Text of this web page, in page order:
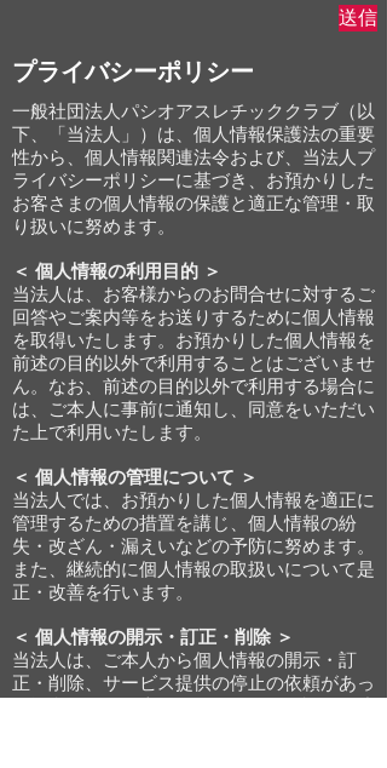
送信
プライバシーポリシー
一般社団法人パシオアスレチッククラブ（以
下、「当法人」）は、個人情報保護法の重要
性から、個人情報関連法令および、当法人プ
ライバシーポリシーに基づき、お預かりした
お客さまの個人情報の保護と適正な管理・取
り扱いに努めます。
＜ 個人情報の利用目的 ＞
当法人は、お客様からのお問合せに対するご
回答やご案内等をお送りするために個人情報
を取得いたします。お預かりした個人情報を
前述の目的以外で利用することはございませ
ん。なお、前述の目的以外で利用する場合に
は、ご本人に事前に通知し、同意をいただい
た上で利用いたします。
＜ 個人情報の管理について ＞
当法人では、お預かりした個人情報を適正に
管理するための措置を講じ、個人情報の紛
失・改ざん・漏えいなどの予防に努めます。
また、継続的に個人情報の取扱いについて是
正・改善を行います。
＜ 個人情報の開示・訂正・削除 ＞
当法人は、ご本人から個人情報の開示・訂
正・削除、サービス提供の停止の依頼があっ